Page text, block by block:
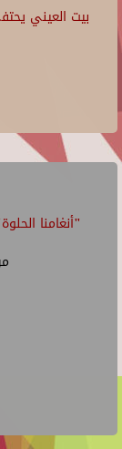
بيت العيني
"أنغامنا